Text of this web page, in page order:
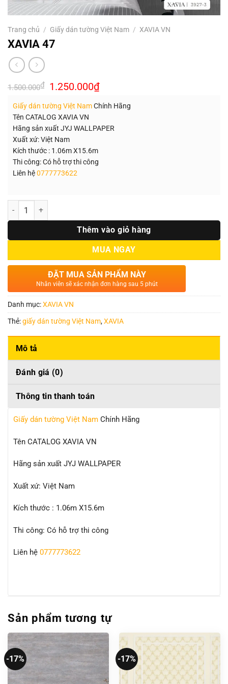
Trang chủ / Giấy dán tường Việt Nam / XAVIA VN
XAVIA 47
1.500.000₫ Giá
gốc
1.500.000₫.
1.250.000₫Giá
hiện
là:
Giấy dán tường Việt NamChính Hãng
Tên CATALOG XAVIA VN
Hãng sản xuất JYJ WALLPAPER
Xuất xứ: Việt Nam
Kích thước : 1.06m X15.6m
Thi công: Có hỗ trợ thi công
Liên hệ0777773622
Số lượng
Thêm vào giỏ hàng
MUA NGAY
ĐẶT MUA SẢN PHẨM NÀY
Nhân viên sẽ xác nhận đơn hàng sau 5 phút
Danh mục:XAVIA VN
Thẻ:giấy dán tường Việt Nam,XAVIA
Mô tả
Đánh giá (0)
Thông tin thanh toán
Giấy dán tường Việt Nam Chính Hãng
Tên CATALOG XAVIA VN
Hãng sản xuất JYJ WALLPAPER
Xuất xứ: Việt Nam
Kích thước : 1.06m X15.6m
Thi công: Có hỗ trợ thi công
Liên hệ 0777773622
Sản phẩm tương tự
-17% -17%